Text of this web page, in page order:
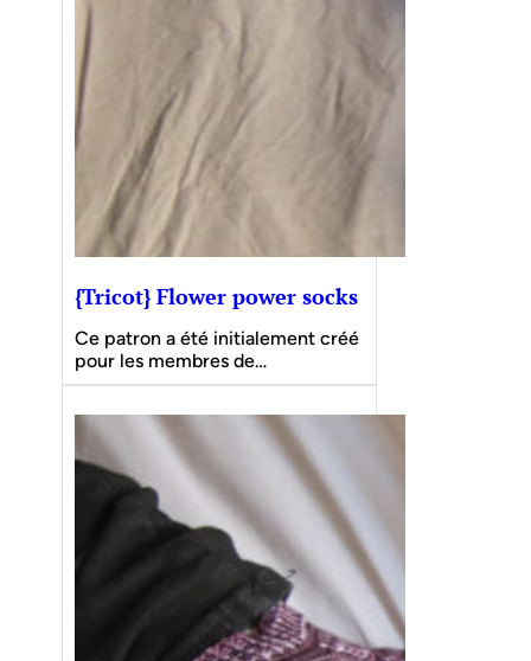
{Tricot} Flower power socks
Ce patron a été initialement créé
pour les membres de…